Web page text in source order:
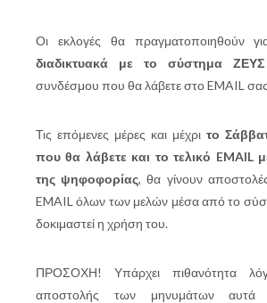
Οι εκλογές θα πραγματοποιηθούν
διαδικτυακά με το σύστημα ΖΕΥΣ
συνδέσμου που θα λάβετε στο EMAIL
Τις επόμενες μέρες και μέχρι το
που θα λάβετε και το τελικό EMAIL
της ψηφοφορίας, θα γίνουν
EMAIL όλων των μελών μέσα από το
δοκιμαστεί η χρήση του.
ΠΡΟΣΟΧΗ! Υπάρχει πιθανότητα
αποστολής των μηνυμάτων αυτά